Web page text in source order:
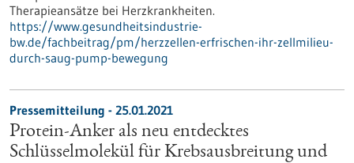
Therapieansätze bei Herzkrankheiten.
https://www.gesundheitsindustrie-
bw.de/fachbeitrag/pm/herzzellen-erfrischen-ihr-zellmilieu-
durch-saug-pump-bewegung
Pressemitteilung - 25.01.2021
Protein-Anker als neu entdecktes
Schlüsselmolekül für Krebsausbreitung und